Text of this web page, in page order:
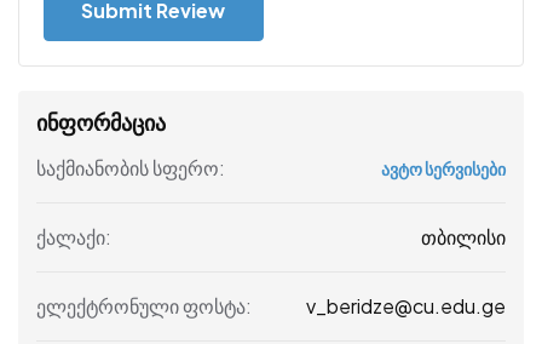
ინფორმაცია
საქმიანობის სფერო: ავტო სერვისები
ქალაქი: თბილისი
ელექტრონული ფოსტა: v_beridze@cu.edu.ge